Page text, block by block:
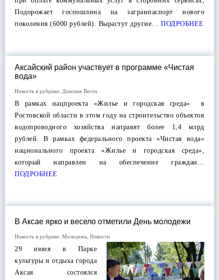
Подорожает госпошлина на загранпаспорт нового
поколения (6000 рублей). Вырастут другие… ПОДРОБНЕЕ
Аксайский район участвует в программе «Чистая
вода»
Новость в рубрике: Донские Вести
В рамках нацпроекта «Жилье и городская среда» в
Ростовской области в этом году на строительство объектов
водопроводного хозяйства направят более 1,4 млрд
рублей. В рамках федерального проекта «Чистая вода»
национального проекта «Жилье и городская среда»,
который направлен на обеспечение граждан…
ПОДРОБНЕЕ
В Аксае ярко и весело отметили День молодежи
Новость в рубрике: Молодежь Новости
29 июня в Парке
культуры и отдыха города
Аксая состоялся